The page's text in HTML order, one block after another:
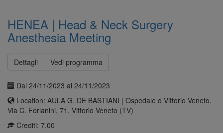
HENEA | Head & Neck Surgery
Anesthesia Meeting
Dettagli Vedi programma
Dal 24/11/2023 al 24/11/2023
Location: AULA G. DE BASTIANI | Ospedale d Vittorio Veneto,
Via C. Forlanini, 71, Vittorio Veneto (TV)
Crediti: 7.00